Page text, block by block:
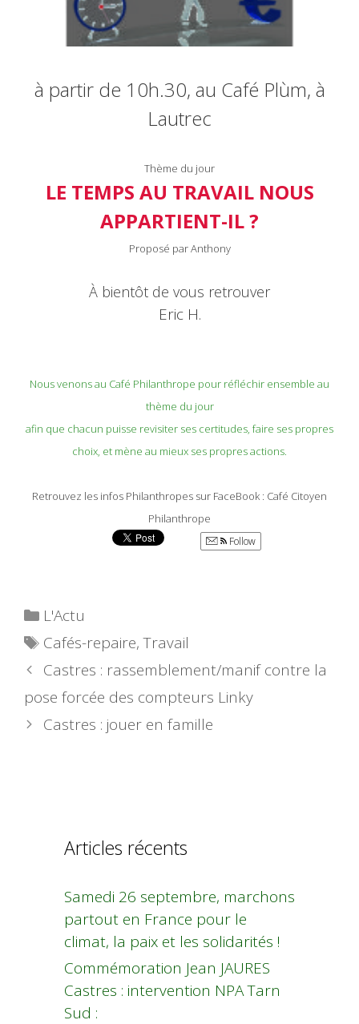
à partir de 10h.30, au Café Plùm, à
Lautrec
Thème du jour
LE TEMPS AU TRAVAIL NOUS
APPARTIENT-IL ?
Proposé par Anthony
À bientôt de vous retrouver
Eric H.
Nous venons au Café Philanthrope pour réfléchir ensemble au
thème du jour
afin que chacun puisse revisiter ses certitudes, faire ses propres
choix, et mène au mieux ses propres actions.
Retrouvez les infos Philanthropes sur FaceBook : Café Citoyen
Philanthrope
Follow
Catégories
L'Actu
Étiquettes
Cafés-repaire,Travail
Castres : rassemblement/manif contre la
pose forcée des compteurs Linky
Castres : jouer en famille
Articles récents
Samedi 26 septembre, marchons
partout en France pour le
climat, la paix et les solidarités !
Commémoration Jean JAURES
Castres : intervention NPA Tarn
Sud :